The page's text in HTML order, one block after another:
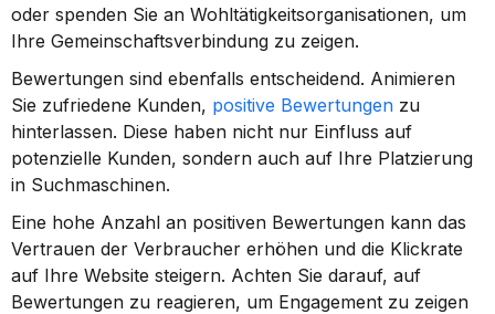
oder spenden Sie an Wohltätigkeitsorganisationen, um
Ihre Gemeinschaftsverbindung zu zeigen.
Bewertungen sind ebenfalls entscheidend. Animieren
Sie zufriedene Kunden, positive Bewertungen zu
hinterlassen. Diese haben nicht nur Einfluss auf
potenzielle Kunden, sondern auch auf Ihre Platzierung
in Suchmaschinen.
Eine hohe Anzahl an positiven Bewertungen kann das
Vertrauen der Verbraucher erhöhen und die Klickrate
auf Ihre Website steigern. Achten Sie darauf, auf
Bewertungen zu reagieren, um Engagement zu zeigen